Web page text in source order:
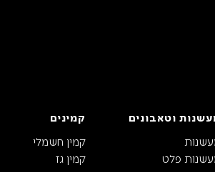
וטאבונים
פלט
קמינים
קמין חשמלי
קמין גז